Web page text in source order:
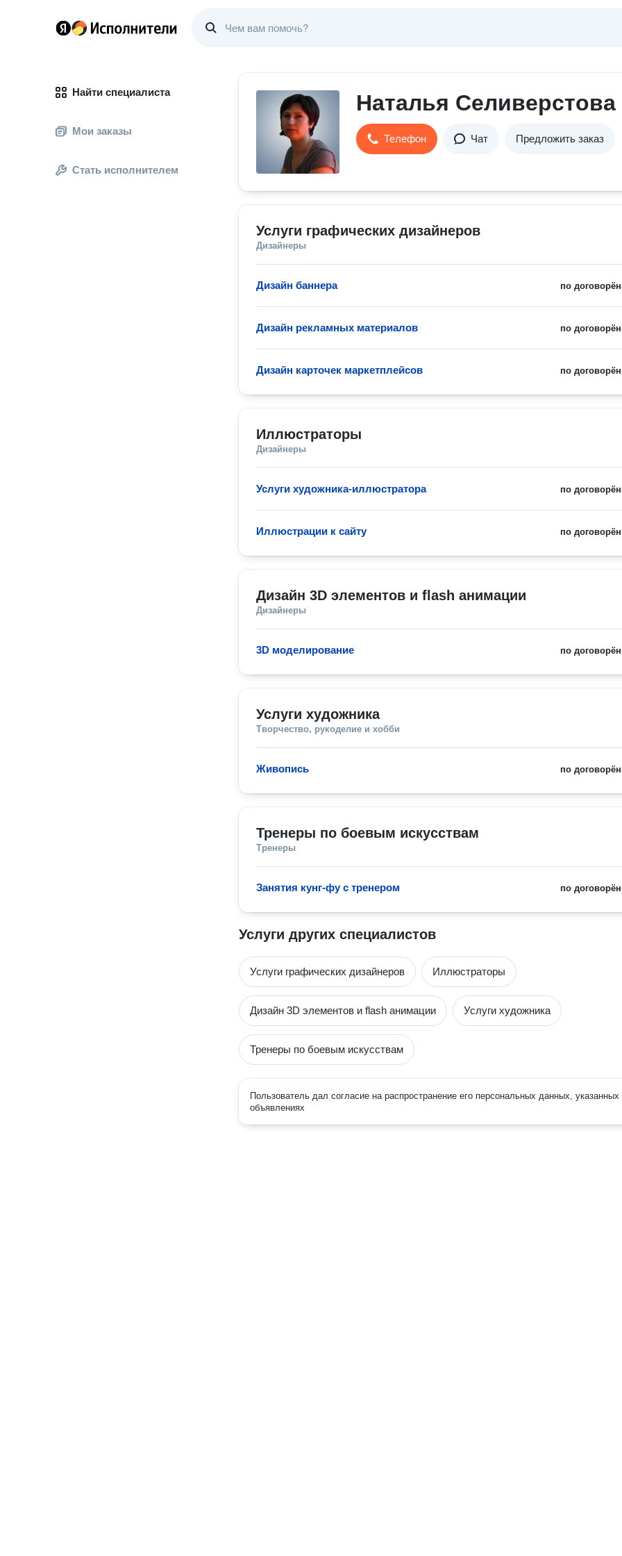
Найти специалиста
Мои заказы
Стать исполнителем
Наталья Селиверстова
Телефон Чат Предложить заказ
Услуги графических дизайнеров
Дизайнеры
по
Дизайн баннера
по
Дизайн рекламных материалов
по
Дизайн карточек маркетплейсов
Иллюстраторы
Дизайнеры
по
Услуги художника-иллюстратора
по
Иллюстрации к сайту
Дизайн 3D элементов и flash анимации
Дизайнеры
по
3D моделирование
Услуги художника
Творчество, рукоделие и хобби
по
Живопись
Тренеры по боевым искусствам
Тренеры
по
Занятия кунг-фу с тренером
Услуги других специалистов
Услуги графических дизайнеров Иллюстраторы
Дизайн 3D элементов и flash анимации Услуги художника
Тренеры по боевым искусствам
Пользователь дал согласие на распространение его персональных данных, указанных
объявлениях